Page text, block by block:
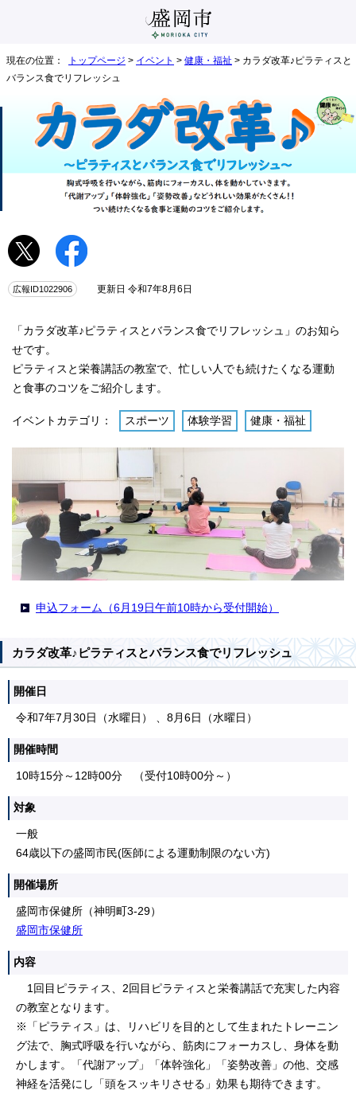
現在の位置： トップページ > イベント > 健康・福祉 > カラダ改革♪ピラティスと
バランス食でリフレッシュ
広報ID1022906 更新日 令和7年8月6日
「カラダ改革♪ピラティスとバランス食でリフレッシュ」のお知ら
せです。
ピラティスと栄養講話の教室で、忙しい人でも続けたくなる運動
と食事のコツをご紹介します。
イベントカテゴリ： スポーツ 体験学習 健康・福祉
申込フォーム（6月19日午前10時から受付開始）
カラダ改革♪ピラティスとバランス食でリフレッシュ
開催日
令和7年7月30日（水曜日） 、8月6日（水曜日）
開催時間
10時15分～12時00分 （受付10時00分～）
対象
一般
64歳以下の盛岡市民(医師による運動制限のない方)
開催場所
盛岡市保健所（神明町3-29）
盛岡市保健所
内容
1回目ピラティス、2回目ピラティスと栄養講話で充実した内容
の教室となります。
※「ピラティス」は、リハビリを目的として生まれたトレーニン
グ法で、胸式呼吸を行いながら、筋肉にフォーカスし、身体を動
かします。「代謝アップ」「体幹強化」「姿勢改善」の他、交感
神経を活発にし「頭をスッキリさせる」効果も期待できます。